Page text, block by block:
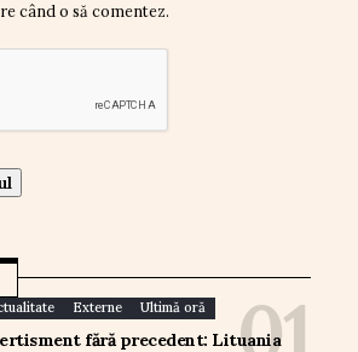
când o să comentez.
Externe Ultimă oră
fără precedent: Lituania